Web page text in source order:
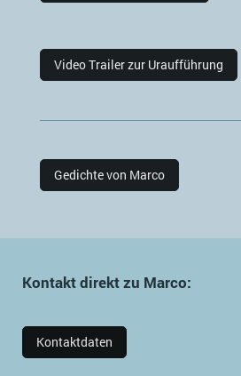
Video Trailer zur Uraufführung
Gedichte von Marco
Kontakt direkt zu Marco:
Kontaktdaten